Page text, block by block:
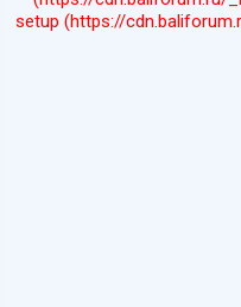
setup (https://